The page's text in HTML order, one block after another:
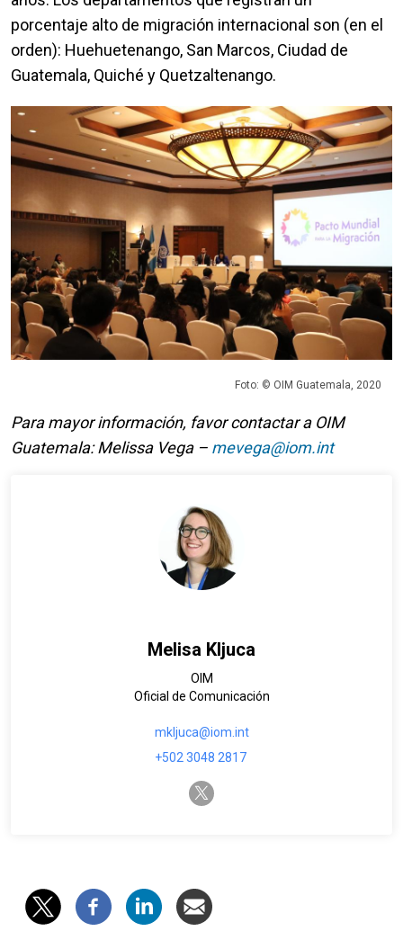
porcentaje alto de migración internacional son (en el
orden): Huehuetenango, San Marcos, Ciudad de
Guatemala, Quiché y Quetzaltenango.
Foto: © OIM Guatemala, 2020
Para mayor información, favor contactar a OIM
Guatemala: Melissa Vega – mevega@iom.int
Melisa Kljuca
OIM
Oficial de Comunicación
mkljuca@iom.int
+502 3048 2817
twitter-x